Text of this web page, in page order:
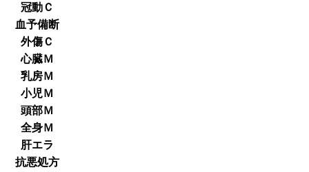
冠動Ｃ
血予備断
外傷Ｃ
心臓Ｍ
乳房Ｍ
小児Ｍ
頭部Ｍ
全身Ｍ
肝エラ
抗悪処方